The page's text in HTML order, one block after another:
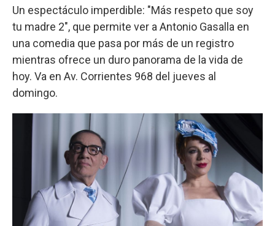
Un espectáculo imperdible: "Más respeto que soy
tu madre 2", que permite ver a Antonio Gasalla en
una comedia que pasa por más de un registro
mientras ofrece un duro panorama de la vida de
hoy. Va en Av. Corrientes 968 del jueves al
domingo.